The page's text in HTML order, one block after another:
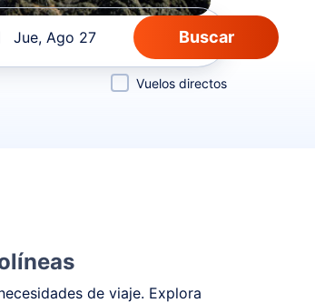
Jue, Ago 27
Vuelos directos
de viaje. Explora